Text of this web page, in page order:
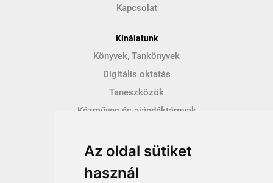
Az oldal sütiket
használ
Kapcsolat
Kínálatunk
Könyvek, Tankönyvek
Digitális oktatás
Taneszközök
Kézműves és ajándéktárgyak
Így vásárolhatsz
Vásárlás menete